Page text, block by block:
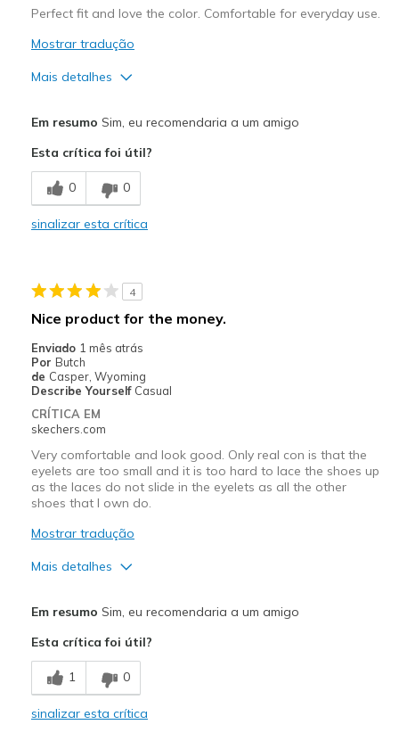
Perfect fit and love the color. Comfortable for everyday use.
Mostrar tradução
Mais detalhes
Breathe Well
Comfortable
Melhores utilizações
Going Out
Travel
Sizing
Feels true to size
View On Shoes
Shoes are for Wearing
Em resumo Sim, eu recomendaria a um amigo
Esta crítica foi útil?
0 0
sinalizar esta crítica
4
Nice product for the money.
Enviado 1 mês atrás
Por Butch
de Casper, Wyoming
Describe Yourself Casual
CRÍTICA EM
skechers.com
Very comfortable and look good. Only real con is that the
eyelets are too small and it is too hard to lace the shoes up
as the laces do not slide in the eyelets as all the other
shoes that I own do.
Mostrar tradução
Mais detalhes
Comfortable
Stylish
Em resumo Sim, eu recomendaria a um amigo
Esta crítica foi útil?
1 0
sinalizar esta crítica